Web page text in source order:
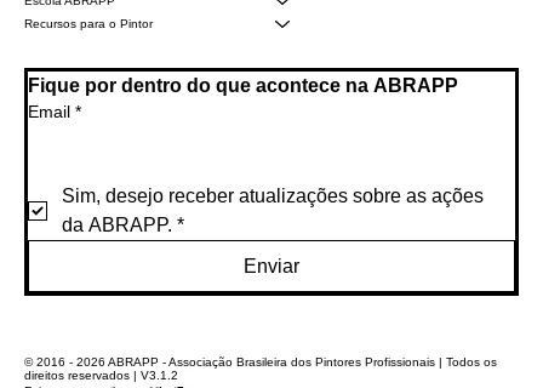
Recursos para o Pintor
Fique por dentro do que acontece na ABRAPP
Email *
Sim, desejo receber atualizações sobre as ações
da ABRAPP. *
Enviar
© 2016 - 2026 ABRAPP - Associação Brasileira dos Pintores Profissionais | Todos os
direitos reservados | V3.1.2